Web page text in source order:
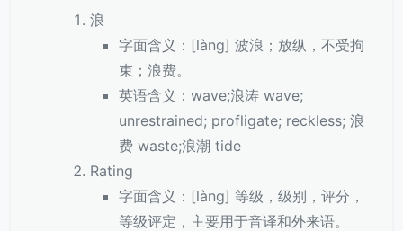
浪
字面含义：[làng] 波浪；放纵，不受拘
束；浪费。
英语含义：wave;浪涛 wave;
unrestrained; profligate; reckless; 浪
费 waste;浪潮 tide
Rating
字面含义：[làng] 等级，级别，评分，
等级评定，主要用于音译和外来语。